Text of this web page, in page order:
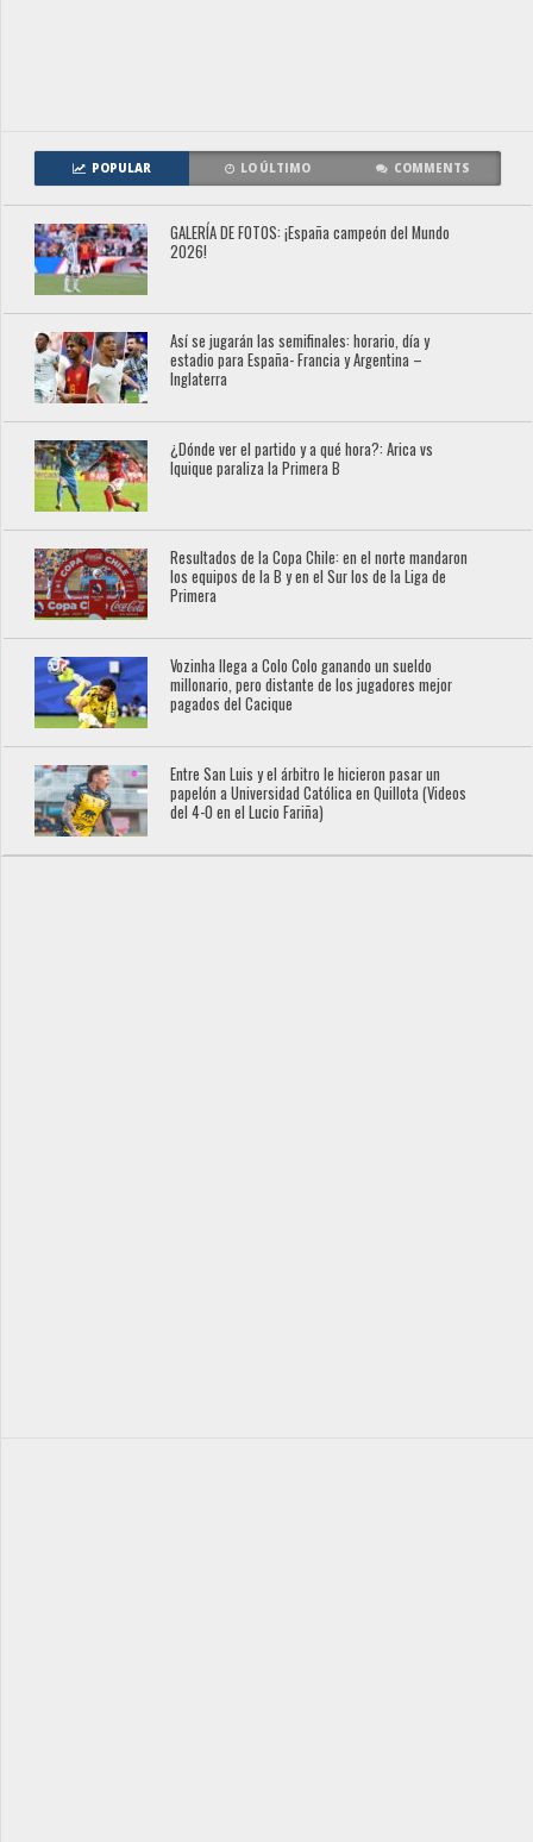
POPULAR LO ÚLTIMO COMMENTS
GALERÍA DE FOTOS: ¡España campeón del Mundo
2026!
Así se jugarán las semifinales: horario, día y
estadio para España- Francia y Argentina –
Inglaterra
¿Dónde ver el partido y a qué hora?: Arica vs
Iquique paraliza la Primera B
Resultados de la Copa Chile: en el norte mandaron
los equipos de la B y en el Sur los de la Liga de
Primera
Vozinha llega a Colo Colo ganando un sueldo
millonario, pero distante de los jugadores mejor
pagados del Cacique
Entre San Luis y el árbitro le hicieron pasar un
papelón a Universidad Católica en Quillota (Videos
del 4-0 en el Lucio Fariña)